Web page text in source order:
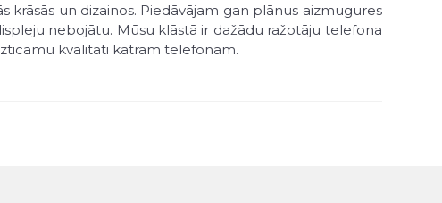
krāsās un dizainos. Piedāvājam gan plānus aizmugures
nebojātu. Mūsu klāstā ir dažādu ražotāju telefona
kvalitāti katram telefonam.
ir bezmaksas, izņemot gadījumus, kad prece ir akcijā